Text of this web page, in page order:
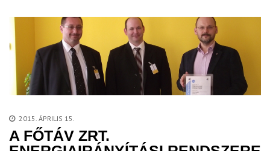
2015. ÁPRILIS 15.
A FŐTÁV ZRT.